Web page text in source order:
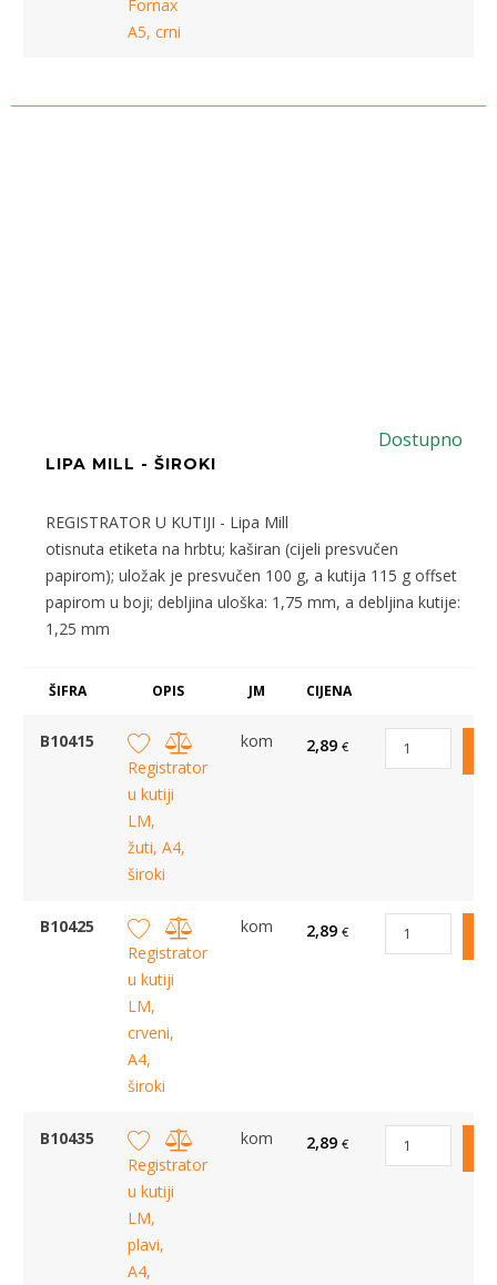
Fornax
A5, crni
Dostupno
LIPA MILL - ŠIROKI
REGISTRATOR U KUTIJI - Lipa Mill
otisnuta etiketa na hrbtu; kaširan (cijeli presvučen
papirom); uložak je presvučen 100 g, a kutija 115 g offset
papirom u boji; debljina uloška: 1,75 mm, a debljina kutije:
1,25 mm
ŠIFRA OPIS JM CIJENA
B10415
Registrator
u kutiji
LM,
žuti, A4,
široki
kom 2,89 €
B10425
Registrator
u kutiji
LM,
crveni,
A4,
široki
kom 2,89 €
B10435
Registrator
u kutiji
LM,
plavi,
A4,
kom 2,89 €